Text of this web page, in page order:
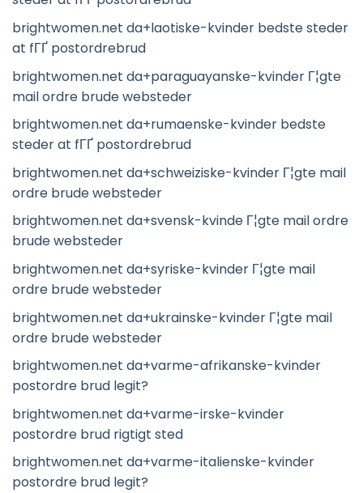
brightwomen.net da+laotiske-kvinder bedste steder
at fГҐ postordrebrud
brightwomen.net da+paraguayanske-kvinder Г¦gte
mail ordre brude websteder
brightwomen.net da+rumaenske-kvinder bedste
steder at fГҐ postordrebrud
brightwomen.net da+schweiziske-kvinder Г¦gte mail
ordre brude websteder
brightwomen.net da+svensk-kvinde Г¦gte mail ordre
brude websteder
brightwomen.net da+syriske-kvinder Г¦gte mail
ordre brude websteder
brightwomen.net da+ukrainske-kvinder Г¦gte mail
ordre brude websteder
brightwomen.net da+varme-afrikanske-kvinder
postordre brud legit?
brightwomen.net da+varme-irske-kvinder
postordre brud rigtigt sted
brightwomen.net da+varme-italienske-kvinder
postordre brud legit?